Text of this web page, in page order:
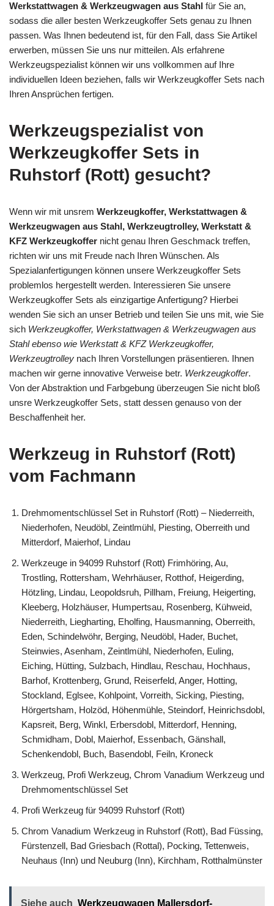
Werkstattwagen & Werkzeugwagen aus Stahl für Sie an,
sodass die aller besten Werkzeugkoffer Sets genau zu Ihnen
passen. Was Ihnen bedeutend ist, für den Fall, dass Sie Artikel
erwerben, müssen Sie uns nur mitteilen. Als erfahrene
Werkzeugspezialist können wir uns vollkommen auf Ihre
individuellen Ideen beziehen, falls wir Werkzeugkoffer Sets nach
Ihren Ansprüchen fertigen.
Werkzeugspezialist von
Werkzeugkoffer Sets in
Ruhstorf (Rott) gesucht?
Wenn wir mit unsrem Werkzeugkoffer, Werkstattwagen &
Werkzeugwagen aus Stahl, Werkzeugtrolley, Werkstatt &
KFZ Werkzeugkoffer nicht genau Ihren Geschmack treffen,
richten wir uns mit Freude nach Ihren Wünschen. Als
Spezialanfertigungen können unsere Werkzeugkoffer Sets
problemlos hergestellt werden. Interessieren Sie unsere
Werkzeugkoffer Sets als einzigartige Anfertigung? Hierbei
wenden Sie sich an unser Betrieb und teilen Sie uns mit, wie Sie
sich Werkzeugkoffer, Werkstattwagen & Werkzeugwagen aus
Stahl ebenso wie Werkstatt & KFZ Werkzeugkoffer,
Werkzeugtrolley nach Ihren Vorstellungen präsentieren. Ihnen
machen wir gerne innovative Verweise betr. Werkzeugkoffer.
Von der Abstraktion und Farbgebung überzeugen Sie nicht bloß
unsre Werkzeugkoffer Sets, statt dessen genauso von der
Beschaffenheit her.
Werkzeug in Ruhstorf (Rott)
vom Fachmann
Drehmomentschlüssel Set in Ruhstorf (Rott) – Niederreith,
Niederhofen, Neudöbl, Zeintlmühl, Piesting, Oberreith und
Mitterdorf, Maierhof, Lindau
Werkzeuge in 94099 Ruhstorf (Rott) Frimhöring, Au,
Trostling, Rottersham, Wehrhäuser, Rotthof, Heigerding,
Hötzling, Lindau, Leopoldsruh, Pillham, Freiung, Heigerting,
Kleeberg, Holzhäuser, Humpertsau, Rosenberg, Kühweid,
Niederreith, Liegharting, Eholfing, Hausmanning, Oberreith,
Eden, Schindelwöhr, Berging, Neudöbl, Hader, Buchet,
Steinwies, Asenham, Zeintlmühl, Niederhofen, Euling,
Eiching, Hütting, Sulzbach, Hindlau, Reschau, Hochhaus,
Barhof, Krottenberg, Grund, Reiserfeld, Anger, Hotting,
Stockland, Eglsee, Kohlpoint, Vorreith, Sicking, Piesting,
Hörgertsham, Holzöd, Höhenmühle, Steindorf, Heinrichsdobl,
Kapsreit, Berg, Winkl, Erbersdobl, Mitterdorf, Henning,
Schmidham, Dobl, Maierhof, Essenbach, Gänshall,
Schenkendobl, Buch, Basendobl, Feiln, Kroneck
Werkzeug, Profi Werkzeug, Chrom Vanadium Werkzeug und
Drehmomentschlüssel Set
Profi Werkzeug für 94099 Ruhstorf (Rott)
Chrom Vanadium Werkzeug in Ruhstorf (Rott), Bad Füssing,
Fürstenzell, Bad Griesbach (Rottal), Pocking, Tettenweis,
Neuhaus (Inn) und Neuburg (Inn), Kirchham, Rotthalmünster
Siehe auch Werkzeugwagen Mallersdorf-